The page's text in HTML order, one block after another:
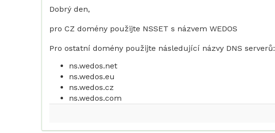
Dobrý den,
pro CZ domény použijte NSSET s názvem WEDOS
Pro ostatní domény použijte následující názvy DNS serverů:
ns.wedos.net
ns.wedos.eu
ns.wedos.cz
ns.wedos.com